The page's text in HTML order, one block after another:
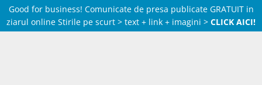
Good for business! Comunicate de presa publicate GRATUIT in
ziarul online Stirile pe scurt > text + link + imagini > CLICK AICI!